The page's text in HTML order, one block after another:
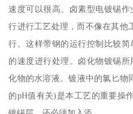
速度可以很高。卤素型电镀锡
行进行工艺处理，而不像在其他
行。这样带钢的运行控制比较
的速度进行处理。卤化物镀锡
化物的水溶液。镀液中的氯匕物
的pH值有关)是本工艺的重要操